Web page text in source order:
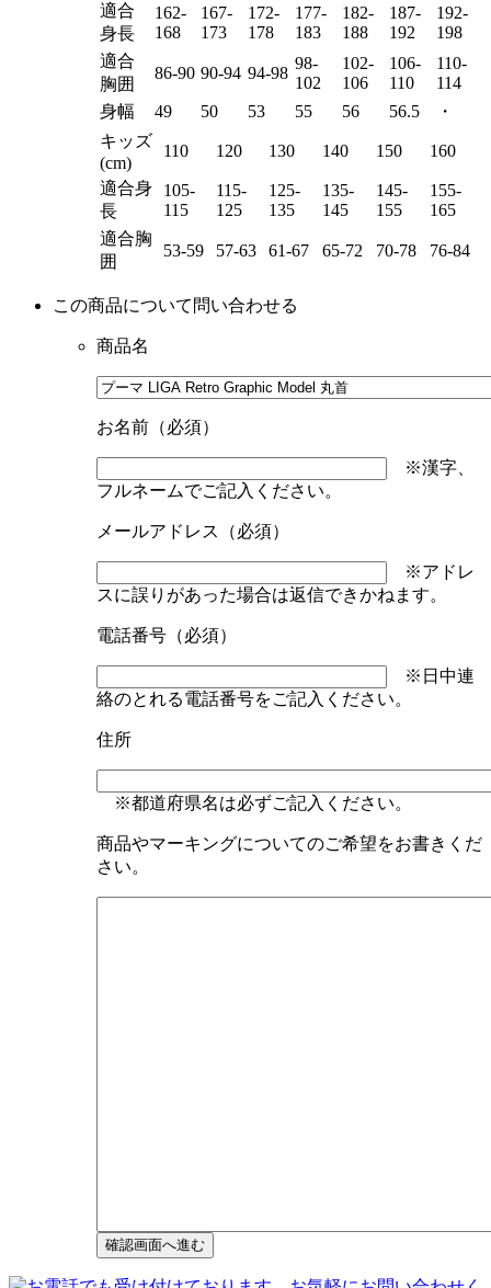
適合
身長
162-
168
167-
173
172-
178
177-
183
182-
188
187-
192
192-
198
適合
胸囲
86-90 90-94 94-98
98-
102
102-
106
106-
110
110-
114
身幅
49 50 53 55 56 56.5
・
キッズ
(cm)
110 120 130 140 150
160
適合身
長
105-
115
115-
125
125-
135
135-
145
145-
155
155-
165
適合胸
囲
53-59 57-63 61-67 65-72 70-78 76-84
この商品について問い合わせる
商品名
お名前（必須）
※漢字、
フルネームでご記入ください。
メールアドレス（必須）
※アドレ
スに誤りがあった場合は返信できかねます。
電話番号（必須）
※日中連
絡のとれる電話番号をご記入ください。
住所
※都道府県名は必ずご記入ください。
商品やマーキングについてのご希望をお書きくだ
さい。